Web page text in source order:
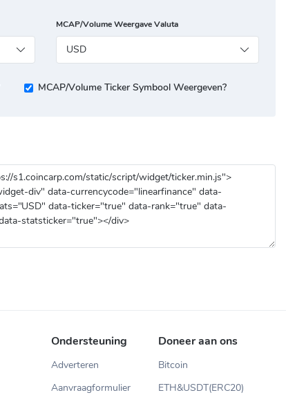
MCAP/Volume Weergave Valuta
USD
MCAP/Volume Ticker Symbool Weergeven?
Ondersteuning
Adverteren
Aanvraagformulier
Doneer aan ons
Bitcoin
ETH&USDT(ERC20)